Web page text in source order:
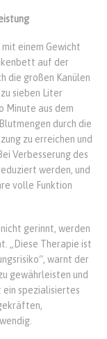
einem Gewicht
auf der
die großen Kanülen
sieben Liter
Minute aus dem
durch die
zu erreichen und
Verbesserung des
werden, und
volle Funktion
gerinnt, werden
„Diese Therapie ist
warnt der
gewährleisten und
ein spezialisiertes